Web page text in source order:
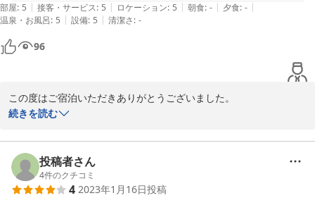
2023-08-01
ベッド周りには各々コンセントやちょっとした携帯置きがあり細やかな
助かりPointです。バスルームは狭いものの必要なアメニティも完備さ
れており充分でした。4泊でも5泊でもしたい位、ゆっくり出来る最高
なコンテナハウスでした。札幌に訪れる際は再び利用したいです、あり
部屋: 5 | 接客・サービス: 5 | ロケーション: 5 | 朝食: - | 夕食: - |
温泉・お風呂: 5 | 設備: 5 | 清潔さ: -
96
この度はご宿泊いただきありがとうございました。
快適にお過ごし頂けておりましたら大変嬉しく思います。
うございました！
2023-03-05
続きを読む
投稿者さん
4件のクチコミ
4 2023年1月16日投稿